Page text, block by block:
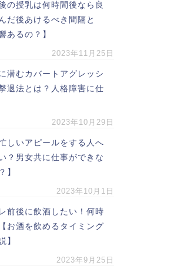
の授乳は何時間後なら良
だ後あけるべき間隔と
あるの？】
2023年11月25日
潜むカバートアグレッシ
退法とは？人格障害に仕
2023年10月29日
しいアピールをする人へ
？男女共に仕事ができな
】
2023年10月1日
前後に飲酒したい！何時
お酒を飲めるタイミング
】
2023年9月25日